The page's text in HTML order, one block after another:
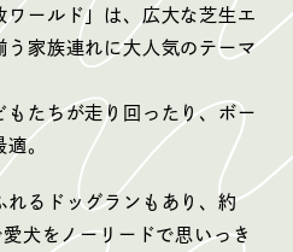
ールド」は、広大な芝生エ
う家族連れに大人気のテーマ
たちが走り回ったり、ボー
。
れるドッグランもあり、約
犬をノーリードで思いっき